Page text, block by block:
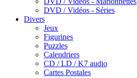
DVD / Vidéos - Séries
Divers
Jeux
Figurines
Puzzles
Calendriers
CD / LD / K7 audio
Cartes Postales